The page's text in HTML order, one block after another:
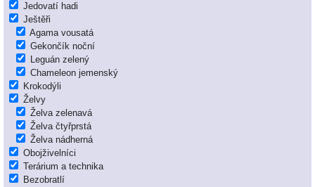
Jedovatí hadi
Ještěři
Agama vousatá
Gekončík noční
Leguán zelený
Chameleon jemenský
Krokodýli
Želvy
Želva zelenavá
Želva čtyřprstá
Želva nádherná
Obojživelníci
Terárium a technika
Bezobratlí